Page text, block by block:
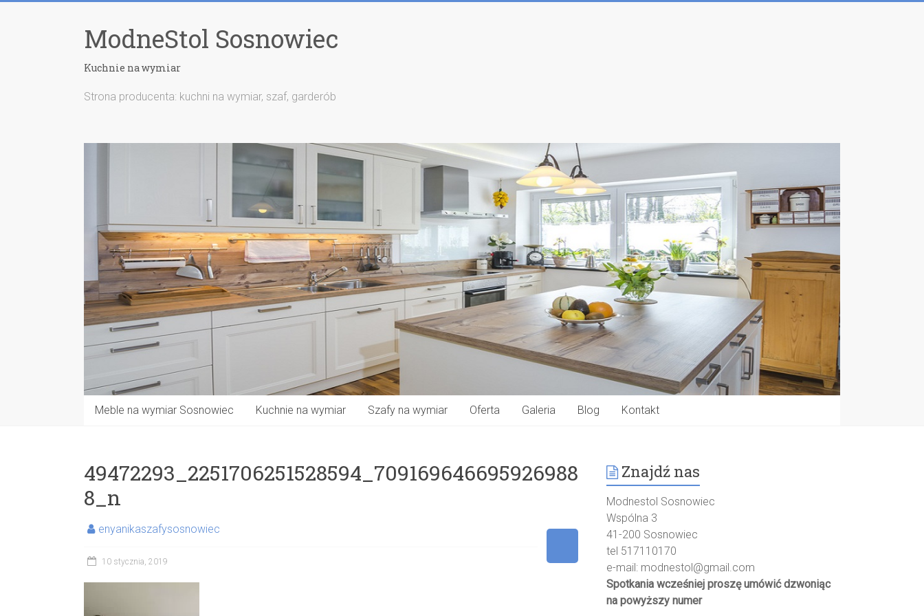
ModneStol Sosnowiec
Kuchnie na wymiar
Strona producenta: kuchni na wymiar, szaf, garderób
Meble na wymiar Sosnowiec Kuchnie na wymiar Szafy na wymiar Oferta Galeria Blog Kontakt
49472293_2251706251528594_709169646695926988
8_n
enyanikaszafysosnowiec
10 stycznia, 2019
Znajdź nas
Modnestol Sosnowiec
Wspólna 3
41-200 Sosnowiec
tel 517110170
e-mail: modnestol@gmail.com
Spotkania wcześniej proszę umówić dzwoniąc
na powyższy numer